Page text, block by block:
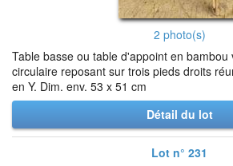
2 photo(s)
Table basse ou table d'appoint en bambou
circulaire reposant sur trois pieds droits
en Y. Dim. env. 53 x 51 cm
Détail du lot
Lot n° 231